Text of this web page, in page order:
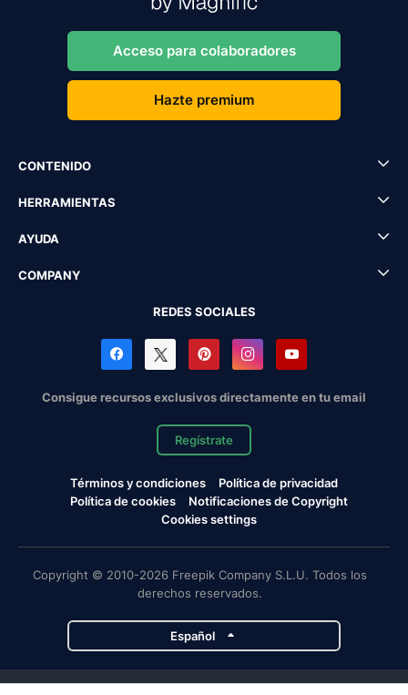
Acceso para colaboradores
Hazte premium
CONTENIDO
HERRAMIENTAS
AYUDA
COMPANY
REDES SOCIALES
Consigue recursos exclusivos directamente en tu email
Regístrate
Términos y condiciones
Política de privacidad
Política de cookies
Notificaciones de Copyright
Cookies settings
Copyright © 2010-2026 Freepik Company S.L.U. Todos los
derechos reservados.
Español